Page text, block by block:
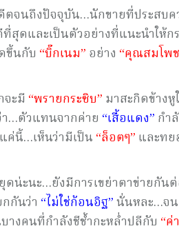
ตจนถึงปัจจุบัน…นักขายที่ประสบค
สุดและเป็นตัวอย่างที่แนะนำให้ก
ขึ้นกับ “บิ๊กเนม” อย่าง “คุณสมโพ
ะมี “พรายกระซิบ” มาสะกิดข้างหู
…ตัวแทนจากค่าย “เสื้อแดง” กำ
ค่นี้…เห็นว่ามีเป็น “ล็อตๆ” และท
น่ะนะ…ยังมีการเขย่าตาข่ายกัน
กันว่า “ไม่ใช่ก้อนอิฐ”นั่นหละ…จ
างคนที่กำลังชีช้ำกะหล่ำปลีกับ “ค่